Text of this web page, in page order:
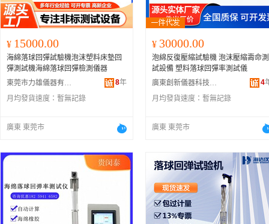
¥ 15000.00
海綿落球回彈試驗機泡沫塑料床墊回
彈測試機海綿落球回彈檢測儀器
東莞市力雄儀器有限公司
8年
月均發貨速度： 暫無記錄
廣東 東莞市
¥ 30000.00
泡綿反復壓縮試驗機 泡沫壓縮壽命測
試設備 塑料落球回彈率測試儀
廣東創新儀器科技有限公司
4
月均發貨速度： 暫無記錄
廣東 東莞市